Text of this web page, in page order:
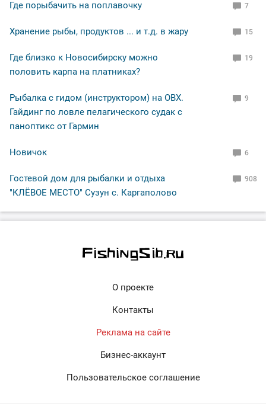
Где порыбачить на поплавочку 7
Хранение рыбы, продуктов ... и т.д. в жару 15
Где близко к Новосибирску можно
половить карпа на платниках?
19
Рыбалка с гидом (инструктором) на ОВХ.
Гайдинг по ловле пелагического судак с
паноптикс от Гармин
9
Новичок 6
Гостевой дом для рыбалки и отдыха
"КЛЁВОЕ МЕСТО" Сузун с. Каргаполово
908
О проекте
Контакты
Реклама на сайте
Бизнес-аккаунт
Пользовательское соглашение